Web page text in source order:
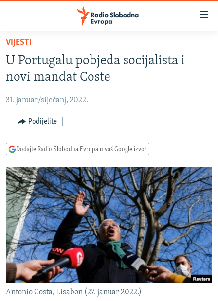
Pređite
glavni
sadržaj
na
navigaciju
Pređite
na
BOSNA I HERCEGOVINA
KOSOVO
CRNA GORA
VIDEO
FOTOGALERIJE
INFOGRAFIKE
PODCASTI
RAT U UKRAJINI
KINA NA BALKANU
RSE PRIČE IZ SVIJETA
ISPRIČAJ MI
DNEVNO@RSE
SPECIJALI RSE
VIŠE OD NASLOVA
GENOCID U SREBRENICI
PRATITE NAS
VIJESTI
U Portugalu pobjeda socijalista i
novi mandat Coste
31. januar/siječanj, 2022.
Podijelite
Dodajte Radio Slobodna Evropa u vaš Google izvor
Antonio Costa, Lisabon (27. januar 2022.)